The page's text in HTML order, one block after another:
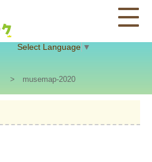
Select Language ▼
> musemap-2020